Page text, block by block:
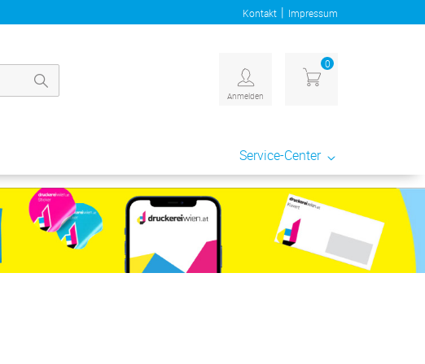
Kontakt | Impressum
Anmelden
0
Service-Center